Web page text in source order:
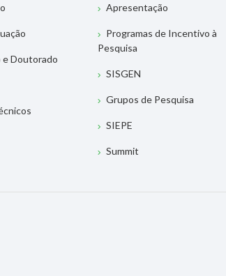
Doutorado
Apresentação
Programas de Incentivo à
Pesquisa
SISGEN
Grupos de Pesquisa
SIEPE
Summit